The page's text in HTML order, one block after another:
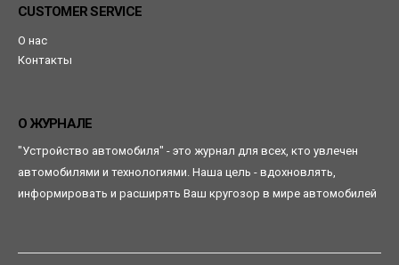
CUSTOMER SERVICE
О нас
Контакты
О ЖУРНАЛЕ
"Устройство автомобиля" - это журнал для всех, кто увлечен
автомобилями и технологиями. Наша цель - вдохновлять,
информировать и расширять Ваш кругозор в мире автомобилей